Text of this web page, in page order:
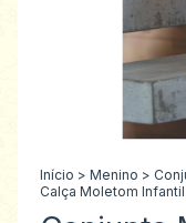
Início > Menino >
Calça Moletom